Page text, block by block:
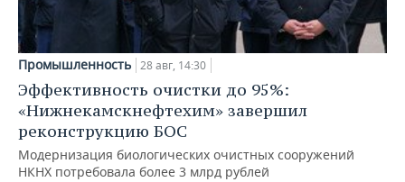
Промышленность 28 авг, 14:30
Эффективность очистки до 95%:
«Нижнекамскнефтехим» завершил
реконструкцию БОС
Модернизация биологических очистных сооружений
НКНХ потребовала более 3 млрд рублей